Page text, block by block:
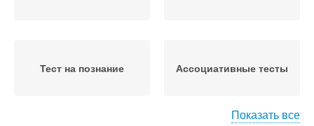
Тест на познание Ассоциативные тесты
Показать все